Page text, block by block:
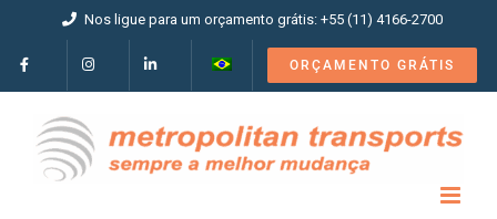
conteúdo
Nos ligue para um orçamento grátis: +55 (11) 4166-2700
ORÇAMENTO GRÁTIS